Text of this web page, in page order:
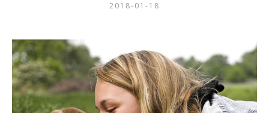
2018-01-18